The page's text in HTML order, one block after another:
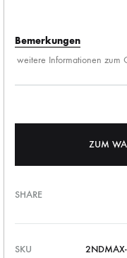
Bemerkungen
ZUM
SHARE
SKU